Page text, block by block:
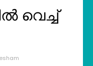
വെച്ച്